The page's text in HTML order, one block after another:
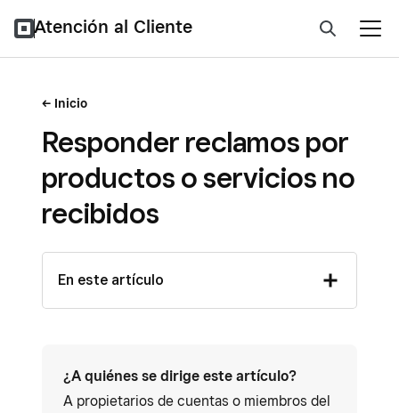
Atención al Cliente
Inicio
Responder reclamos por
productos o servicios no
recibidos
En este artículo
¿A quiénes se dirige este artículo?
A propietarios de cuentas o miembros del